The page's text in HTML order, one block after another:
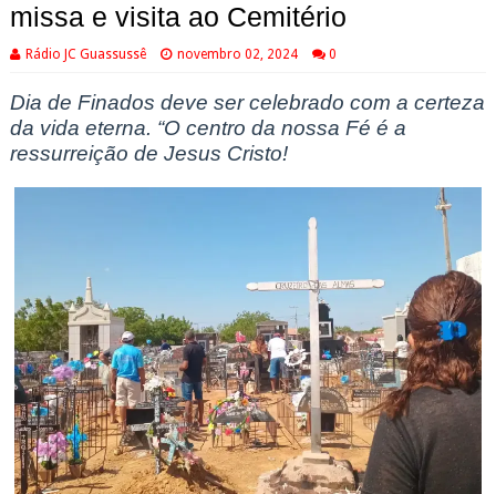
missa e visita ao Cemitério
Rádio JC Guassussê novembro 02, 2024 0
Dia de Finados deve ser celebrado com a certeza
da vida eterna. “O centro da nossa Fé é a
ressurreição de Jesus Cristo!